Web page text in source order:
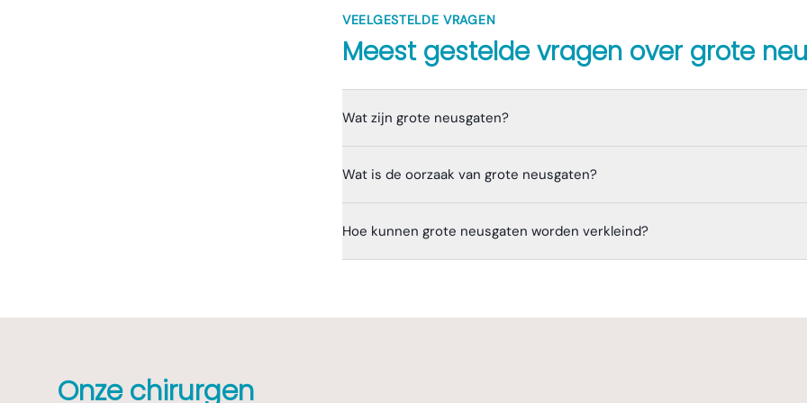
VEELGESTELDE VRAGEN
Meest gestelde vragen over grote
Wat zijn grote neusgaten?
Wat is de oorzaak van grote neusgaten?
Hoe kunnen grote neusgaten worden verkleind?
Onze chirurgen